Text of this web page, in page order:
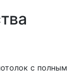
с полным